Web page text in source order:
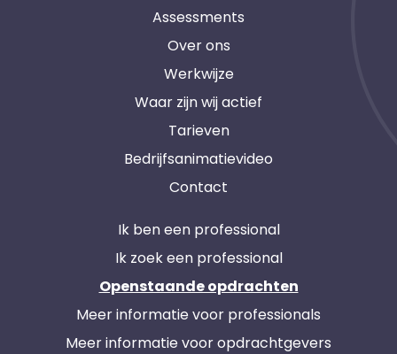
Assessments
Over ons
Werkwijze
Waar zijn wij actief
Tarieven
Bedrijfsanimatievideo
Contact
Ik ben een professional
Ik zoek een professional
Openstaande opdrachten
Meer informatie voor professionals
Meer informatie voor opdrachtgevers